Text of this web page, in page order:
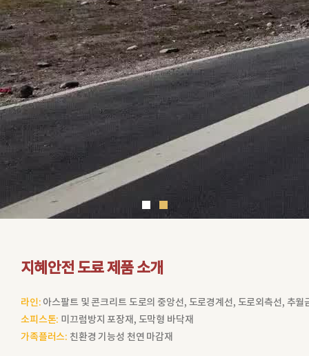
지혜안전 도료 제품 소개
라인: 아스팔트 및 콘크리트 도로의 중앙선, 도로경계선, 도로외측선, 추
소피스톤: 미끄럼방지 포장재, 도막형 바닥재
가족플러스: 친환경 기능성 천연 마감재